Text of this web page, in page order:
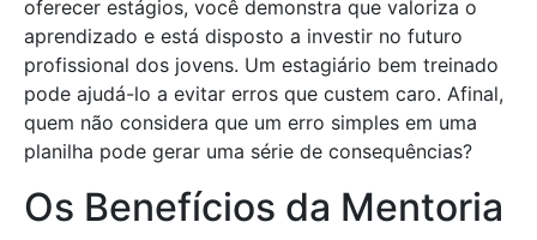
oferecer estágios, você demonstra que valoriza o
aprendizado e está disposto a investir no futuro
profissional dos jovens. Um estagiário bem treinado
pode ajudá-lo a evitar erros que custem caro. Afinal,
quem não considera que um erro simples em uma
planilha pode gerar uma série de consequências?
Os Benefícios da Mentoria